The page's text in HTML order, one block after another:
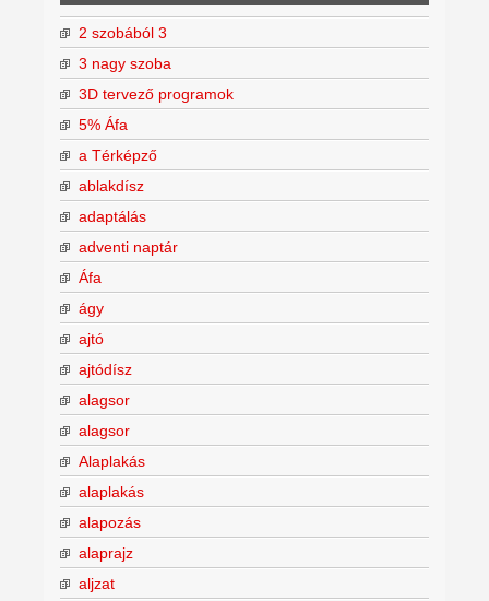
2 szobából 3
3 nagy szoba
3D tervező programok
5% Áfa
a Térképző
ablakdísz
adaptálás
adventi naptár
Áfa
ágy
ajtó
ajtódísz
alagsor
alagsor
Alaplakás
alaplakás
alapozás
alaprajz
aljzat